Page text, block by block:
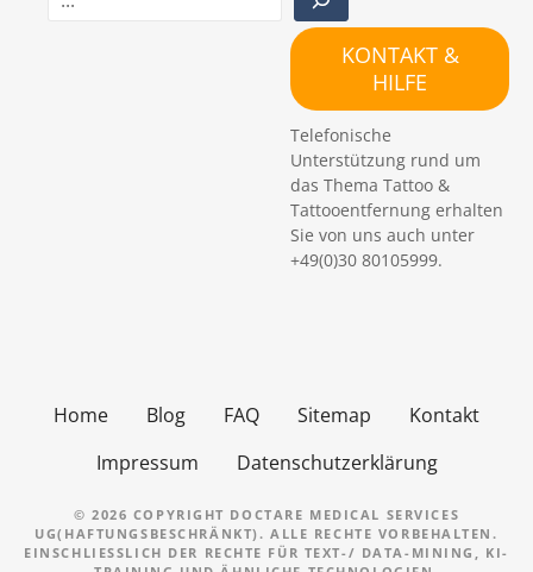
KONTAKT &
HILFE
Telefonische
Unterstützung rund um
das Thema Tattoo &
Tattooentfernung erhalten
Sie von uns auch unter
+49(0)30 80105999.
Home Blog FAQ Sitemap
Kontakt
Impressum
Datenschutzerklärung
© 2026 COPYRIGHT DOCTARE MEDICAL SERVICES
UG(HAFTUNGSBESCHRÄNKT). ALLE RECHTE VORBEHALTEN.
EINSCHLIESSLICH DER RECHTE FÜR TEXT-/ DATA-MINING, KI-T